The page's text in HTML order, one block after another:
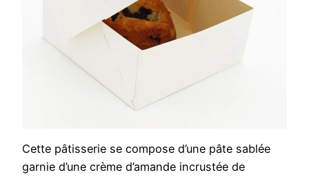
Cette pâtisserie se compose d’une pâte sablée
garnie d’une crème d’amande incrustée de